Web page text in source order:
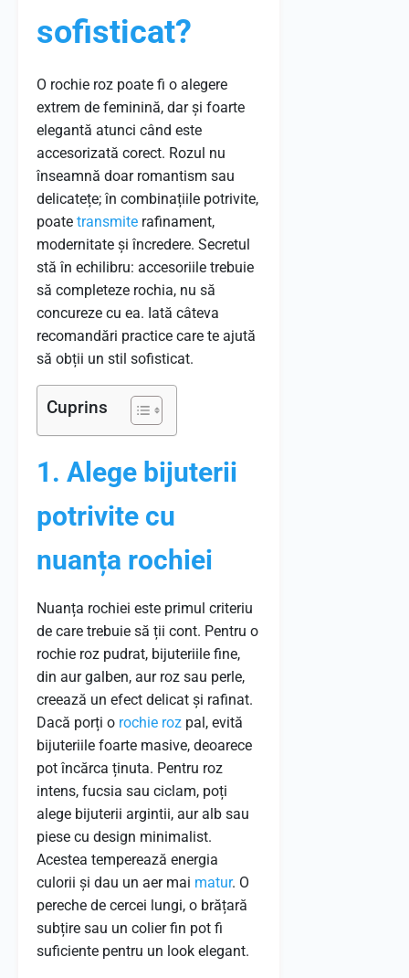
sofisticat?
O rochie roz poate fi o alegere
extrem de feminină, dar și foarte
elegantă atunci când este
accesorizată corect. Rozul nu
înseamnă doar romantism sau
delicatețe; în combinațiile potrivite,
poate transmite rafinament,
modernitate și încredere. Secretul
stă în echilibru: accesoriile trebuie
să completeze rochia, nu să
concureze cu ea. Iată câteva
recomandări practice care te ajută
să obții un stil sofisticat.
Cuprins
1. Alege bijuterii
potrivite cu
nuanța rochiei
Nuanța rochiei este primul criteriu
de care trebuie să ții cont. Pentru o
rochie roz pudrat, bijuteriile fine,
din aur galben, aur roz sau perle,
creează un efect delicat și rafinat.
Dacă porți o rochie roz pal, evită
bijuteriile foarte masive, deoarece
pot încărca ținuta. Pentru roz
intens, fucsia sau ciclam, poți
alege bijuterii argintii, aur alb sau
piese cu design minimalist.
Acestea temperează energia
culorii și dau un aer mai matur. O
pereche de cercei lungi, o brățară
subțire sau un colier fin pot fi
suficiente pentru un look elegant.